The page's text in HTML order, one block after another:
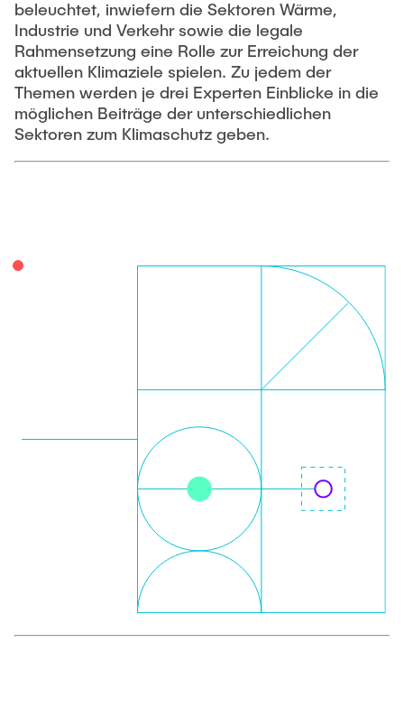
Software
Publikationen
Studien und Forschungsberichte
VERANSTALTUNGEN
Webinar Series: Green Hydrogen (2023)
Webinar-Serie: Grüner Kohlenstoff
Webinar Series: Green Hydrogen (2022)
KARRIERE
beleuchtet, inwiefern die Sektoren Wärme,
Industrie und Verkehr sowie die legale
Rahmensetzung eine Rolle zur Erreichung der
aktuellen Klimaziele spielen. Zu jedem der
Themen werden je drei Experten Einblicke in die
möglichen Beiträge der unterschiedlichen
Sektoren zum Klimaschutz geben.